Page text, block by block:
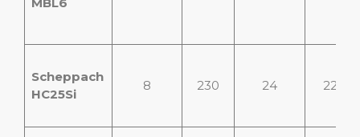
Scheppach
HC25Si
8 230 24 22